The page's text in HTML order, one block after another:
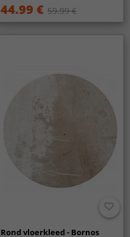
44.99 € 59.99 €
Rond vloerkleed - Bornos